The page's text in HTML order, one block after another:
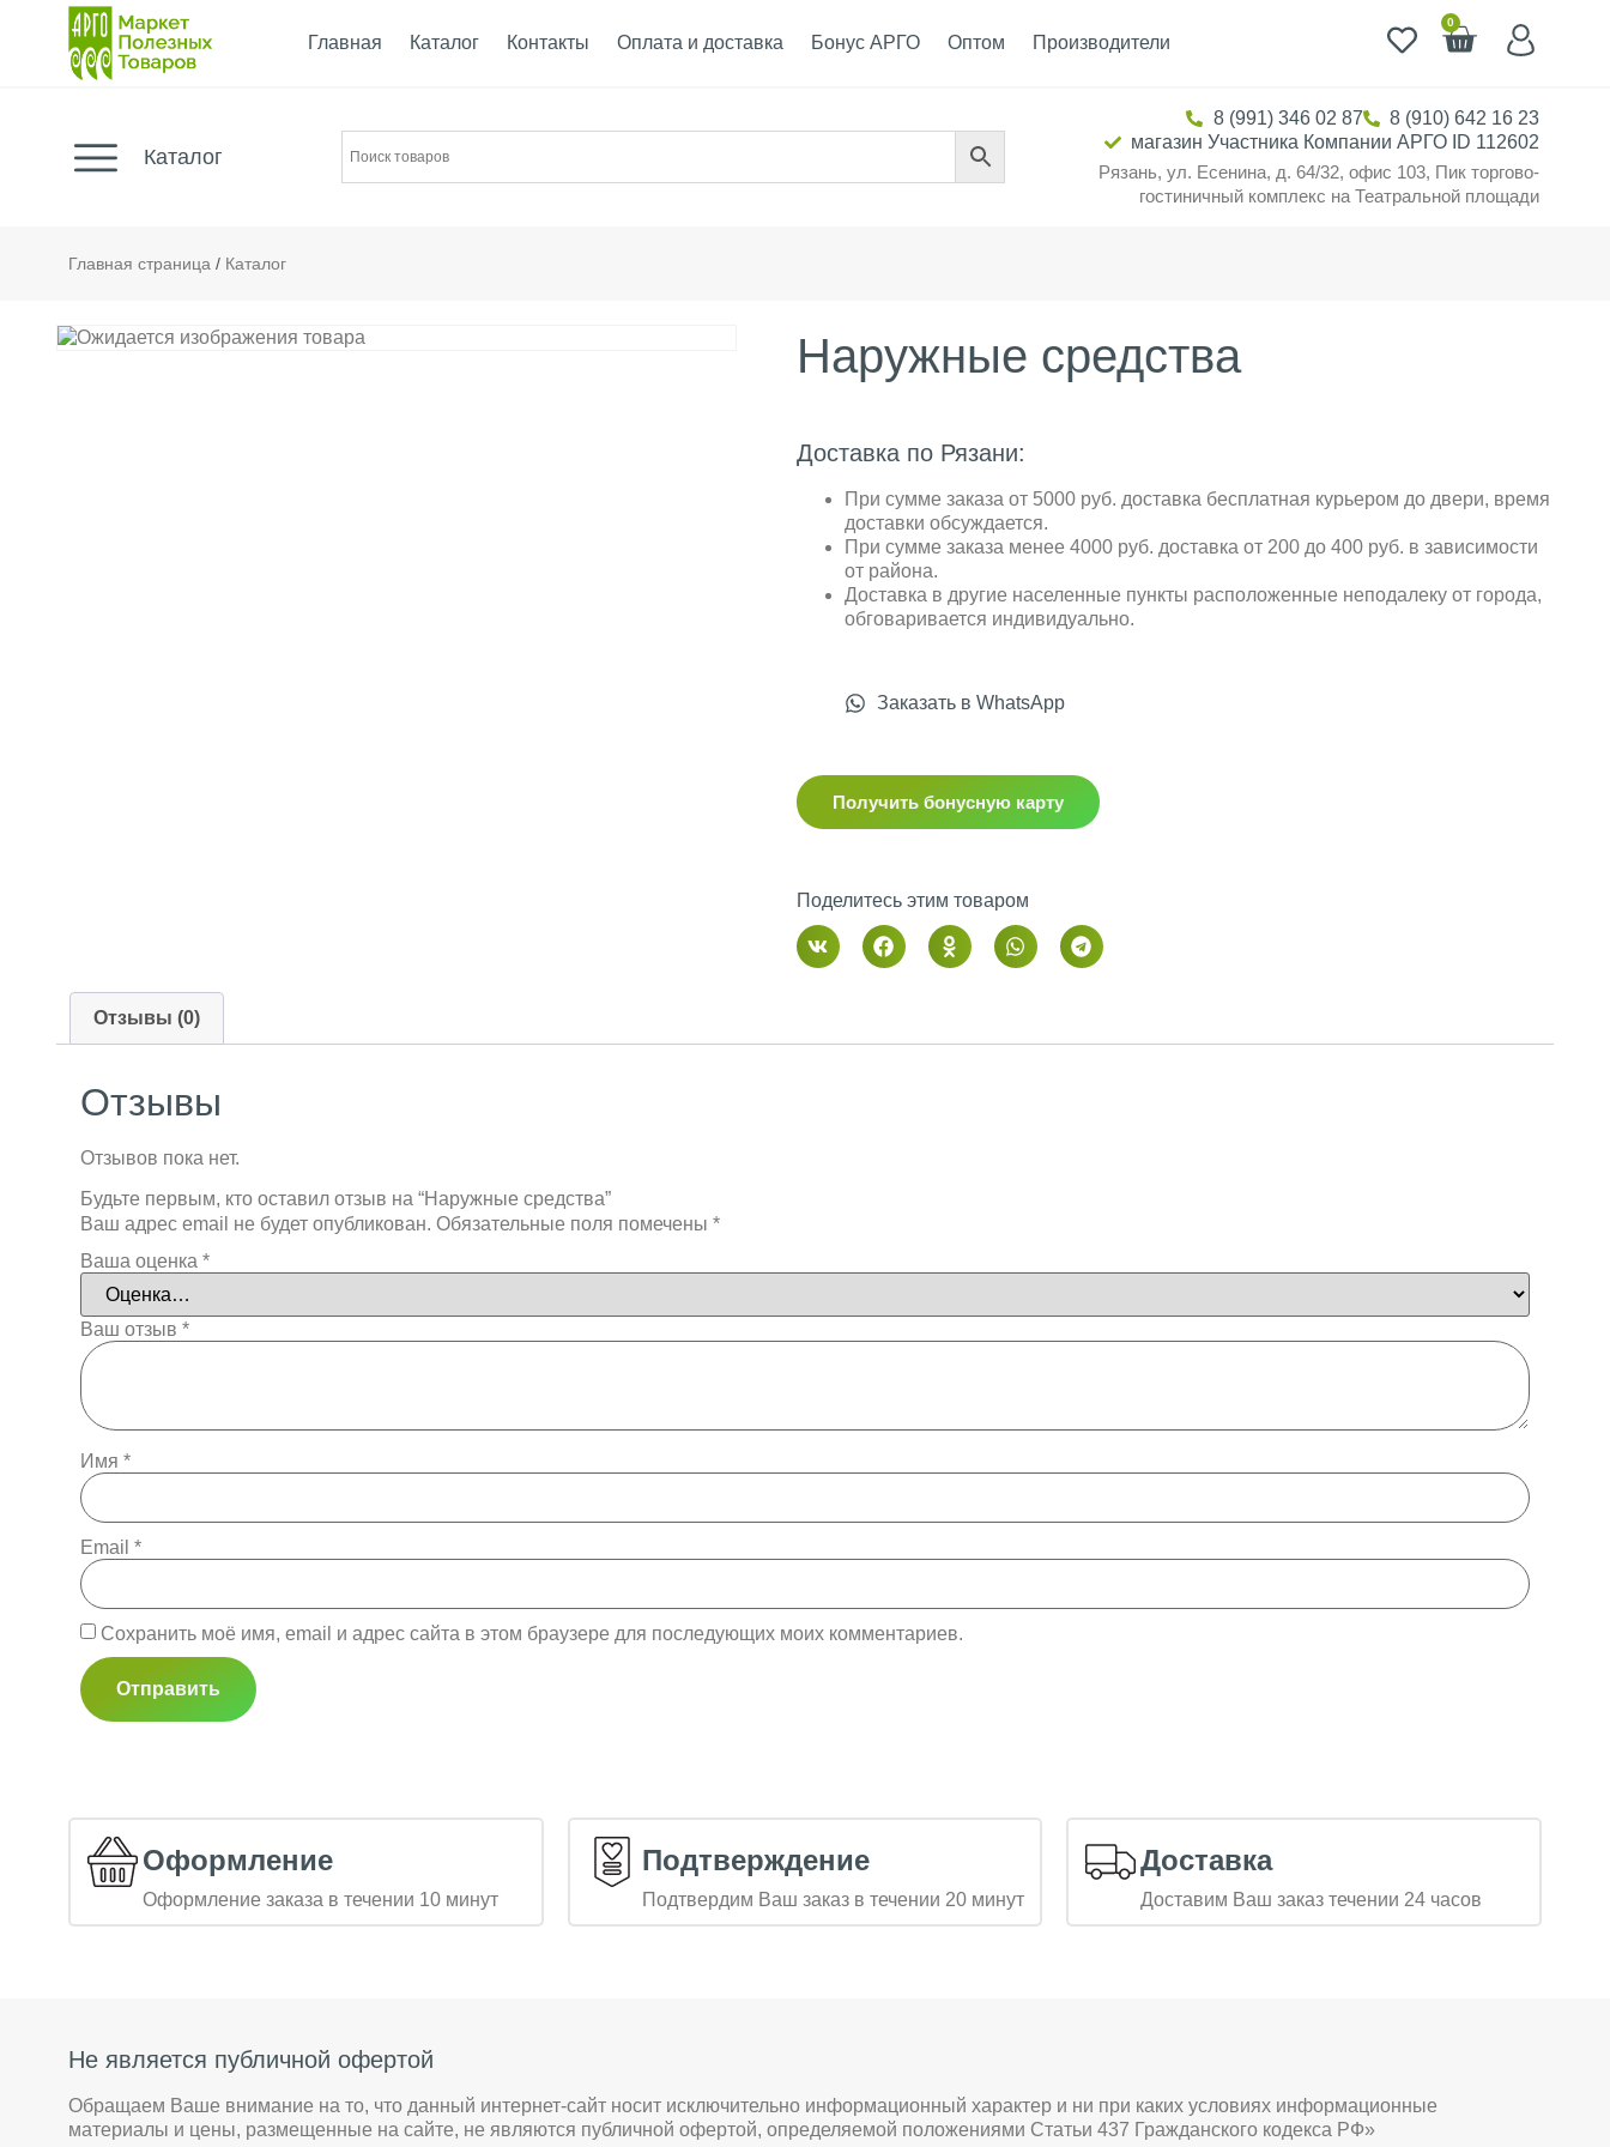
Главная Каталог Контакты Оплата и доставка Бонус АРГО Оптом Производители
0
Каталог
8 (991) 346 02 87
8 (910) 642 16 23
магазин Участника Компании АРГО ID 112602
Рязань, ул. Есенина, д. 64/32, офис 103, Пик торгово-
гостиничный комплекс на Театральной площади
Главная страница / Каталог
Наружные средства
Доставка по Рязани:
При сумме заказа от 5000 руб. доставка бесплатная курьером до двери, время
доставки обсуждается.
При сумме заказа менее 4000 руб. доставка от 200 до 400 руб. в зависимости
от района.
Доставка в другие населенные пункты расположенные неподалеку от города,
обговаривается индивидуально.
Заказать в WhatsApp
Получить бонусную карту
Поделитесь этим товаром
Отзывы (0)
Отзывы
Отзывов пока нет.
Будьте первым, кто оставил отзыв на “Наружные средства”
Ваш адрес email не будет опубликован. Обязательные поля помечены *
Ваша оценка *
Ваш отзыв *
Имя *
Email *
Сохранить моё имя, email и адрес сайта в этом браузере для последующих моих комментариев.
Оформление
Оформление заказа в течении 10 минут
Подтверждение
Подтвердим Ваш заказ в течении 20 минут
Доставка
Доставим Ваш заказ течении 24 часов
Не является публичной офертой
Обращаем Ваше внимание на то, что данный интернет-сайт носит исключительно информационный характер и ни при каких условиях информационные
материалы и цены, размещенные на сайте, не являются публичной офертой, определяемой положениями Статьи 437 Гражданского кодекса РФ»